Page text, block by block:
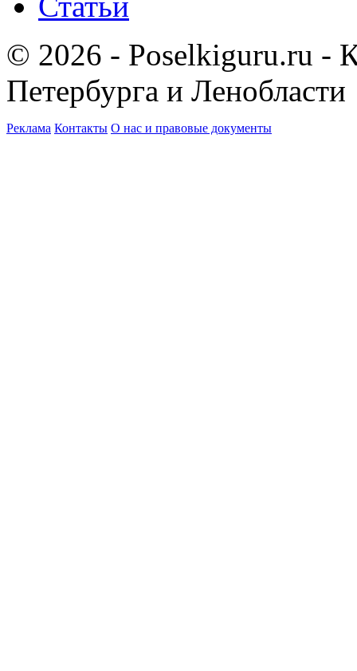
© 2026 - Poselkiguru.ru -
Петербурга и Ленобласти
Реклама Контакты О нас и правовые документы